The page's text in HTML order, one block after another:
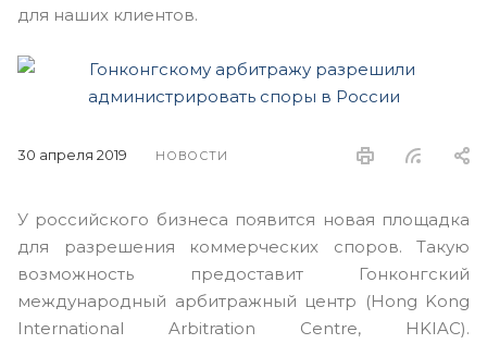
для наших клиентов.
30 апреля 2019 НОВОСТИ
У российского бизнеса появится новая площадка
для разрешения коммерческих споров. Такую
возможность предоставит Гонконгский
международный арбитражный центр (Hong Kong
International Arbitration Centre, HKIAC).